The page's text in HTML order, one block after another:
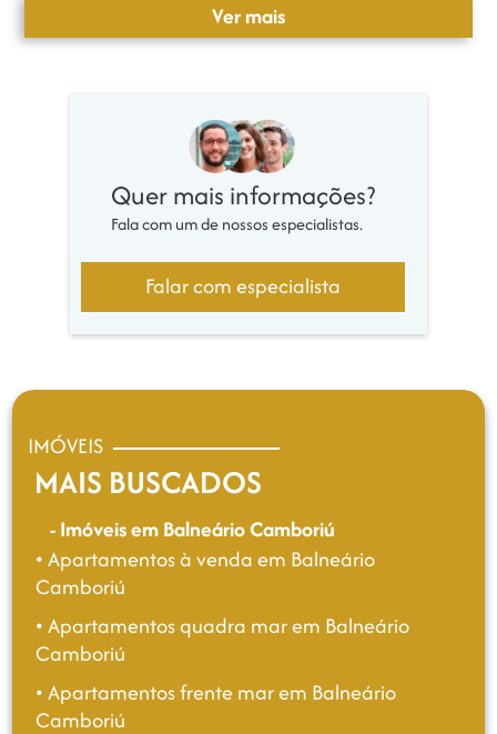
O que sai mais barato: apartamento
Comprar um apartamento na planta
geralmente sai mais barato do que adquirir
um imóvel pronto.
Isso ocorre porque o comprador está
financiando a construção do imóvel, o que
permite à construtora oferecer preços mais
atrativos e condições de pagamento
facilitadas.
Além disso, há uma maior margem para
apartamento na planta?
A mensalidade de um apartamento na
planta varia conforme o valor total do imóvel
e as condições de pagamento acordadas
Normalmente, o pagamento é dividido em
reforços anuais, que podem ser menores do
Ver mais
Quer mais informações?
Fala com um de nossos especialistas.
Falar com especialista
IMÓVEIS
MAIS BUSCADOS
- Imóveis em Balneário Camboriú
• Apartamentos à venda em Balneário
Camboriú
• Apartamentos quadra mar em Balneário
Camboriú
• Apartamentos frente mar em Balneário
Camboriú